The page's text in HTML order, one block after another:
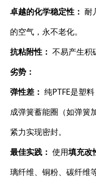
卓越的化学稳定性：
的空气，永不老化。
抗粘附性：
不易产生积
劣势：
弹性差：
纯PTFE是塑
成弹簧蓄能圈（如弹簧
紧力实现密封。
最佳实践： ​ 使用填充改
璃纤维、铜粉、碳纤维